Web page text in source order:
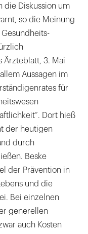
die Diskussion um
so die Meinung
Ärzteblatt, 3. Mai
Aussagen im
für
Dort hieß
der heutigen
durch
Beske
der Prävention in
und die
Bei einzelnen
generellen
auch Kosten